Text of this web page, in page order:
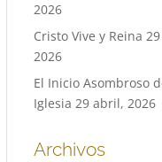
2026
Cristo Vive y Reina
2026
El Inicio Asombroso
Iglesia 29 abril, 2026
Archivos